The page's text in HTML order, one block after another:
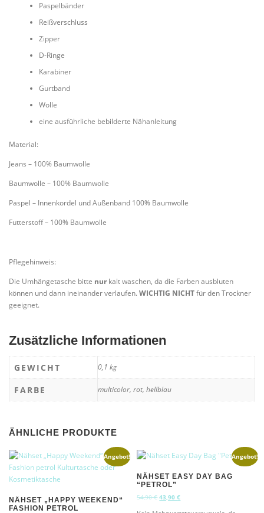
Paspelbänder
Reißverschluss
Zipper
D-Ringe
Karabiner
Gurtband
Wolle
eine ausführliche bebilderte Nähanleitung
Material:
Jeans – 100% Baumwolle
Baumwolle – 100% Baumwolle
Paspel – Innenkordel und Außenband 100% Baumwolle
Futterstoff – 100% Baumwolle
Pflegehinweis:
Die Umhängetasche bitte nur kalt waschen, da die Farben ausbluten
können und dann ineinander verlaufen. WICHTIG NICHTfür den Trockner
geeignet.
Zusätzliche Informationen
GEWICHT 0,1 kg
FARBE multicolor, rot, hellblau
ÄHNLICHE PRODUKTE
Angebot!
NÄHSET „HAPPY WEEKEND“
FASHION PETROL
Angebot!
NÄHSET EASY DAY BAG
“PETROL”
54,90€U
43,90€A